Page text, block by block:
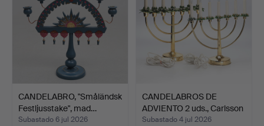
CANDELABRO, "Småländsk
Festljusstake", mad…
Subastado 6 jul 2026
CANDELABROS DE
ADVIENTO 2 uds., Carlsson
y…
Subastado 4 jul 2026